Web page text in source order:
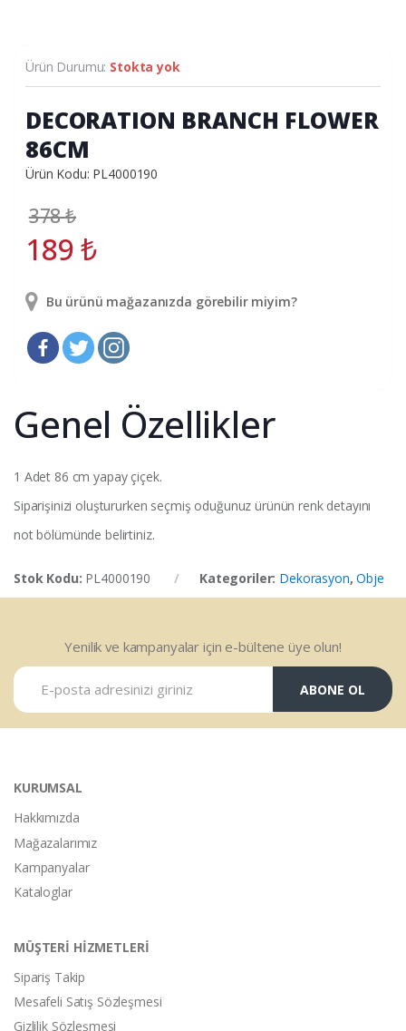
Ürün Durumu: Stokta yok
DECORATION BRANCH FLOWER
86CM
Ürün Kodu: PL4000190
378₺
189₺
Bu ürünü mağazanızda görebilir miyim?
Genel Özellikler
1 Adet 86 cm yapay çiçek.
Siparişinizi oluştururken seçmiş oduğunuz ürünün renk detayını
not bölümünde belirtiniz.
Stok Kodu: PL4000190 Kategoriler: Dekorasyon,Obje
Yenilik ve kampanyalar için e-bültene üye olun!
ABONE OL
KURUMSAL
Hakkımızda
Mağazalarımız
Kampanyalar
Kataloglar
MÜŞTERİ HİZMETLERİ
Sipariş Takip
Mesafeli Satış Sözleşmesi
Gizlilik Sözleşmesi